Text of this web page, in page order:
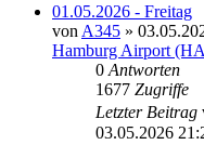
01.05.2026 - Freitag
von A345 »
Hamburg Airport
0 Antworten
1677 Zugriffe
Letzter Beitrag
03.05.2026